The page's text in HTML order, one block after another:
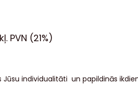
PVN (21%)
Jūsu individualitāti un papildinās